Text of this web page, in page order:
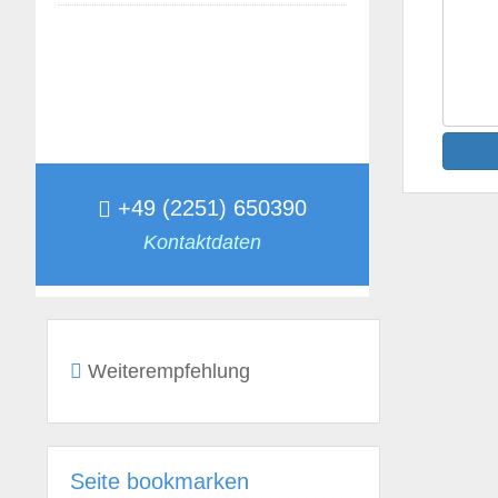
+49 (2251) 650390
Kontaktdaten
Weiterempfehlung
Seite bookmarken